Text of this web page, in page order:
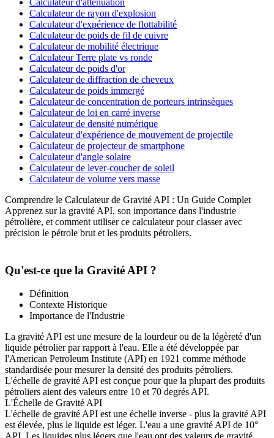
Calculateur de rayon d'explosion
Calculateur d'expérience de flottabilité
Calculateur de poids de fil de cuivre
Calculateur de mobilité électrique
Calculateur Terre plate vs ronde
Calculateur de poids d'or
Calculateur de diffraction de cheveux
Calculateur de poids immergé
Calculateur de concentration de porteurs intrinsèques
Calculateur de loi en carré inverse
Calculateur de densité numérique
Calculateur d'expérience de mouvement de projectile
Calculateur de projecteur de smartphone
Calculateur d'angle solaire
Calculateur de lever-coucher de soleil
Calculateur de volume vers masse
Comprendre le Calculateur de Gravité API : Un Guide Complet
Apprenez sur la gravité API, son importance dans l'industrie
pétrolière, et comment utiliser ce calculateur pour classer avec
précision le pétrole brut et les produits pétroliers.
Qu'est-ce que la Gravité API ?
Définition
Contexte Historique
Importance de l'Industrie
La gravité API est une mesure de la lourdeur ou de la légèreté d'un
liquide pétrolier par rapport à l'eau. Elle a été développée par
l'American Petroleum Institute (API) en 1921 comme méthode
standardisée pour mesurer la densité des produits pétroliers.
L'échelle de gravité API est conçue pour que la plupart des produits
pétroliers aient des valeurs entre 10 et 70 degrés API.
L'Échelle de Gravité API
L'échelle de gravité API est une échelle inverse - plus la gravité API
est élevée, plus le liquide est léger. L'eau a une gravité API de 10°